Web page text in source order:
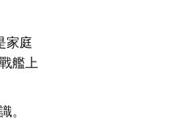
家庭
艦上
。